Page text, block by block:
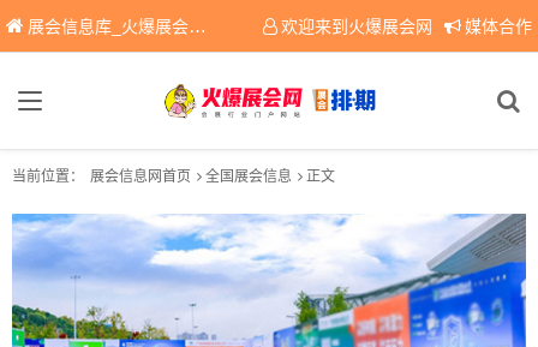
展会信息库_火爆展会网免费展会信息查询平台，提供专业会展服务！ 欢迎来到火爆展会网 媒体合作
当前位置： 展会信息网首页 全国展会信息 正文